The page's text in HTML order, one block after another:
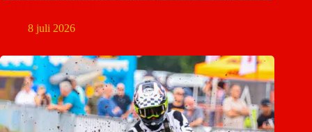
8 juli 2026